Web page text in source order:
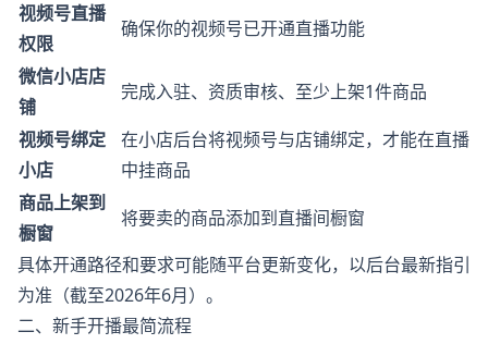
视频号直播
权限
确保你的视频号已开通直播功能
微信小店店
铺
完成入驻、资质审核、至少上架1件商品
视频号绑定
小店
在小店后台将视频号与店铺绑定，才能在直播
中挂商品
商品上架到
橱窗
将要卖的商品添加到直播间橱窗
具体开通路径和要求可能随平台更新变化，以后台最新指引
为准（截至2026年6月）。
二、新手开播最简流程